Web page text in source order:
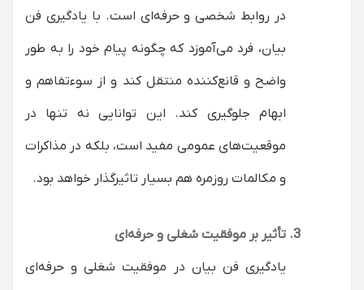
در روابط شخصی و حرفه‌ای است. با یادگیری فن
بیان، فرد می‌آموزد که چگونه پیام خود را به طور
واضح و قانع‌کننده منتقل کند و از سوءتفاهم و
ابهام جلوگیری کند. این توانایی نه تنها در
موقعیت‌های عمومی مفید است، بلکه در مذاکرات
و مکالمات روزمره هم بسیار تاثیرگذار خواهد بود.
تأثیر بر موفقیت شغلی و حرفه‌ای
یادگیری فن بیان در موفقیت شغلی و حرفه‌ای